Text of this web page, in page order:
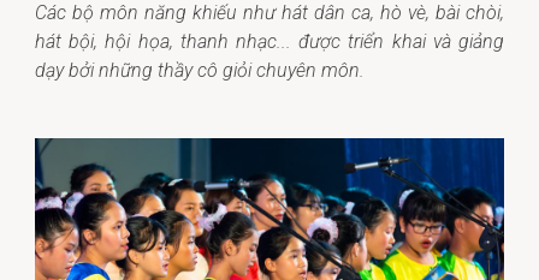
Các bộ môn năng khiếu như hát dân ca, hò vè, bài chòi,
hát bội, hội họa, thanh nhạc... được triển khai và giảng
dạy bởi những thầy cô giỏi chuyên môn.